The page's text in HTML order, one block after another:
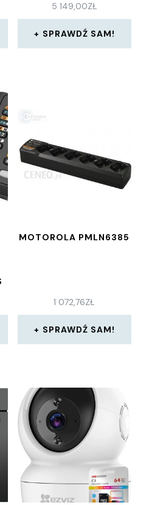
5 149,00ZŁ
SPRAWDŹ SAM!
MOTOROLA PMLN6385
1 072,76ZŁ
SPRAWDŹ SAM!